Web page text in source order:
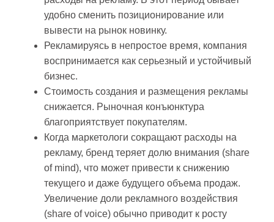
удобно сменить позиционирование или
вывести на рынок новинку.
Рекламируясь в непростое время, компания
воспринимается как серьезный и устойчивый
бизнес.
Стоимость создания и размещения рекламы
снижается. Рыночная конъюнктура
благоприятствует покупателям.
Когда маркетологи сокращают расходы на
рекламу, бренд теряет долю внимания (share
of mind), что может привести к снижению
текущего и даже будущего объема продаж.
Увеличение доли рекламного воздействия
(share of voice) обычно приводит к росту